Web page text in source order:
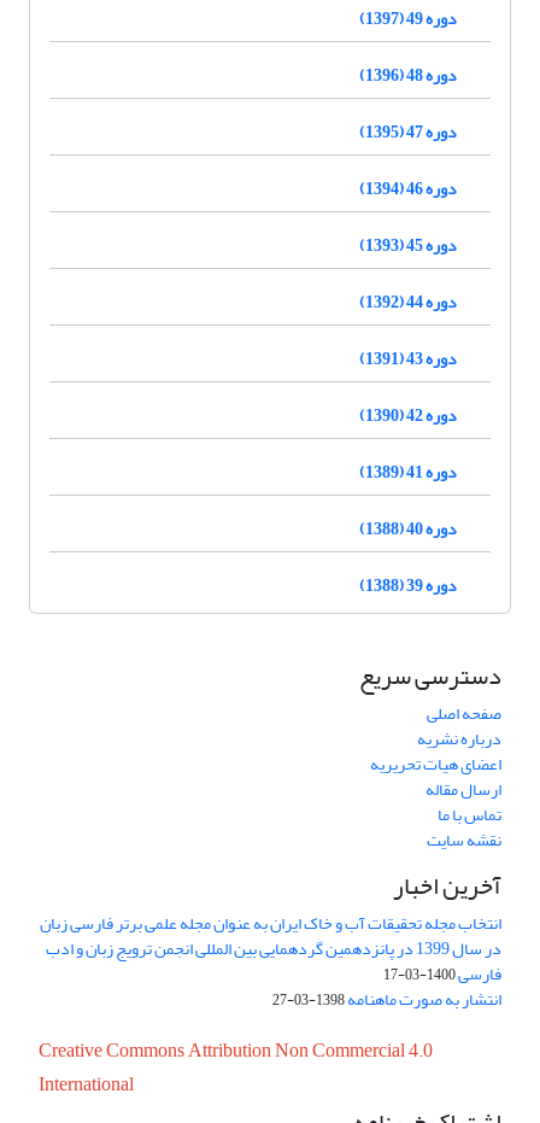
دوره 49 (1397)
دوره 48 (1396)
دوره 47 (1395)
دوره 46 (1394)
دوره 45 (1393)
دوره 44 (1392)
دوره 43 (1391)
دوره 42 (1390)
دوره 41 (1389)
دوره 40 (1388)
دوره 39 (1388)
دسترسی سریع
صفحه اصلی
درباره نشریه
اعضای هیات تحریریه
ارسال مقاله
تماس با ما
نقشه سایت
آخرین اخبار
انتخاب مجله تحقیقات آب و خاک ایران به عنوان مجله علمی برتر فارسی زبان
در سال 1399 در پانزدهمین گردهمایی بین المللی انجمن ترویج زبان و ادب
فارسی1400-03-17
انتشار به صورت ماهنامه1398-03-27
Creative Commons Attribution Non Commercial 4.0
International